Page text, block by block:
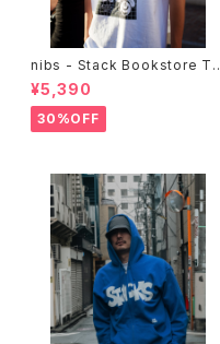
nibs - Stack Bookstore Te
e
¥5,390
30%OFF